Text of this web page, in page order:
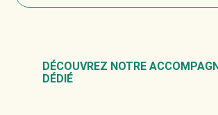
DÉCOUVREZ NOTRE
DÉDIÉ